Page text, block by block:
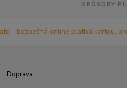
SPÔSOBY
Doprava